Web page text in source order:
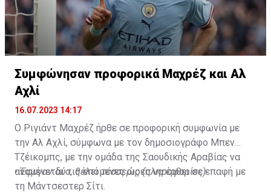
Συμφώνησαν προφορικά Μαχρέζ και Αλ
Αχλί
16.07.2023 14:17
Ο Ριγιάντ Μαχρέζ ήρθε σε προφορική συμφωνία με
την Αλ Αχλί, σύμφωνα με τον δημοσιογράφο Μπεν
Τζέικομπς, με την ομάδα της Σαουδικής Αραβίας να
αναμένεται τις επόμενες ώρες να έρθει σε επαφή με
τη Μάντσεστερ Σίτι.
•Έφυγαν δύο, θέλει τέσσερις (πληροφορίες)